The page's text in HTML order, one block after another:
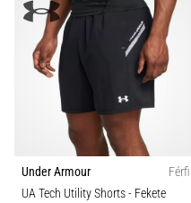
Under Armour
Férfi
UA Tech Utility Shorts- Fekete